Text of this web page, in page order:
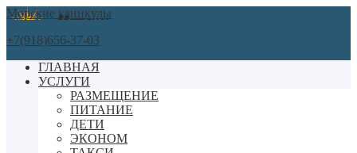
Морские каникулы
+7(918)656-37-03
ГЛАВНАЯ
УСЛУГИ
РАЗМЕЩЕНИЕ
ПИТАНИЕ
ДЕТИ
ЭКОНОМ